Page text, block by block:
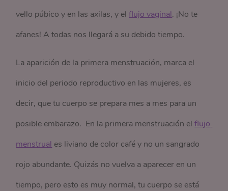
vello púbico y en las axilas, y elflujo vaginal. ¡No te
afanes! A todas nos llegará a su debido tiempo.
La aparición de la primera menstruación, marca el
inicio del periodo reproductivo en las mujeres, es
decir, que tu cuerpo se prepara mes a mes para un
posible embarazo. En la primera menstruación elflujo
menstrual es liviano de color café y no un sangrado
rojo abundante. Quizás no vuelva a aparecer en un
tiempo, pero esto es muy normal, tu cuerpo se está